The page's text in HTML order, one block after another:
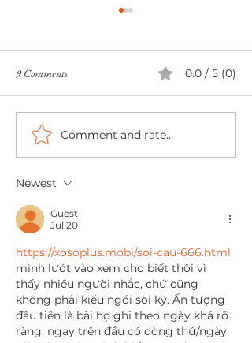
Celebrating YOU at the Mid
Year Celebration Retreat in
Success Formula Academy by
Aberdeen Brand and Headshot
Photographer
9 Comments 0.0 / 5 (0)
Comment and rate...
Newest
Guest
Jul 20
https://xosoplus.mobi/soi-cau-666.html
mình lướt vào xem cho biết thôi vì
thấy nhiều người nhắc, chứ cũng
không phải kiểu ngồi soi kỹ. Ấn tượng
đầu tiên là bài họ ghi theo ngày khá rõ
ràng, ngay trên đầu có dòng thứ/ngày